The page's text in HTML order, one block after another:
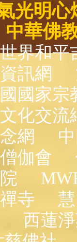
光明心
中華佛
世界和平
訊網
國家宗
化交流
網
伽會
寺
西蓮